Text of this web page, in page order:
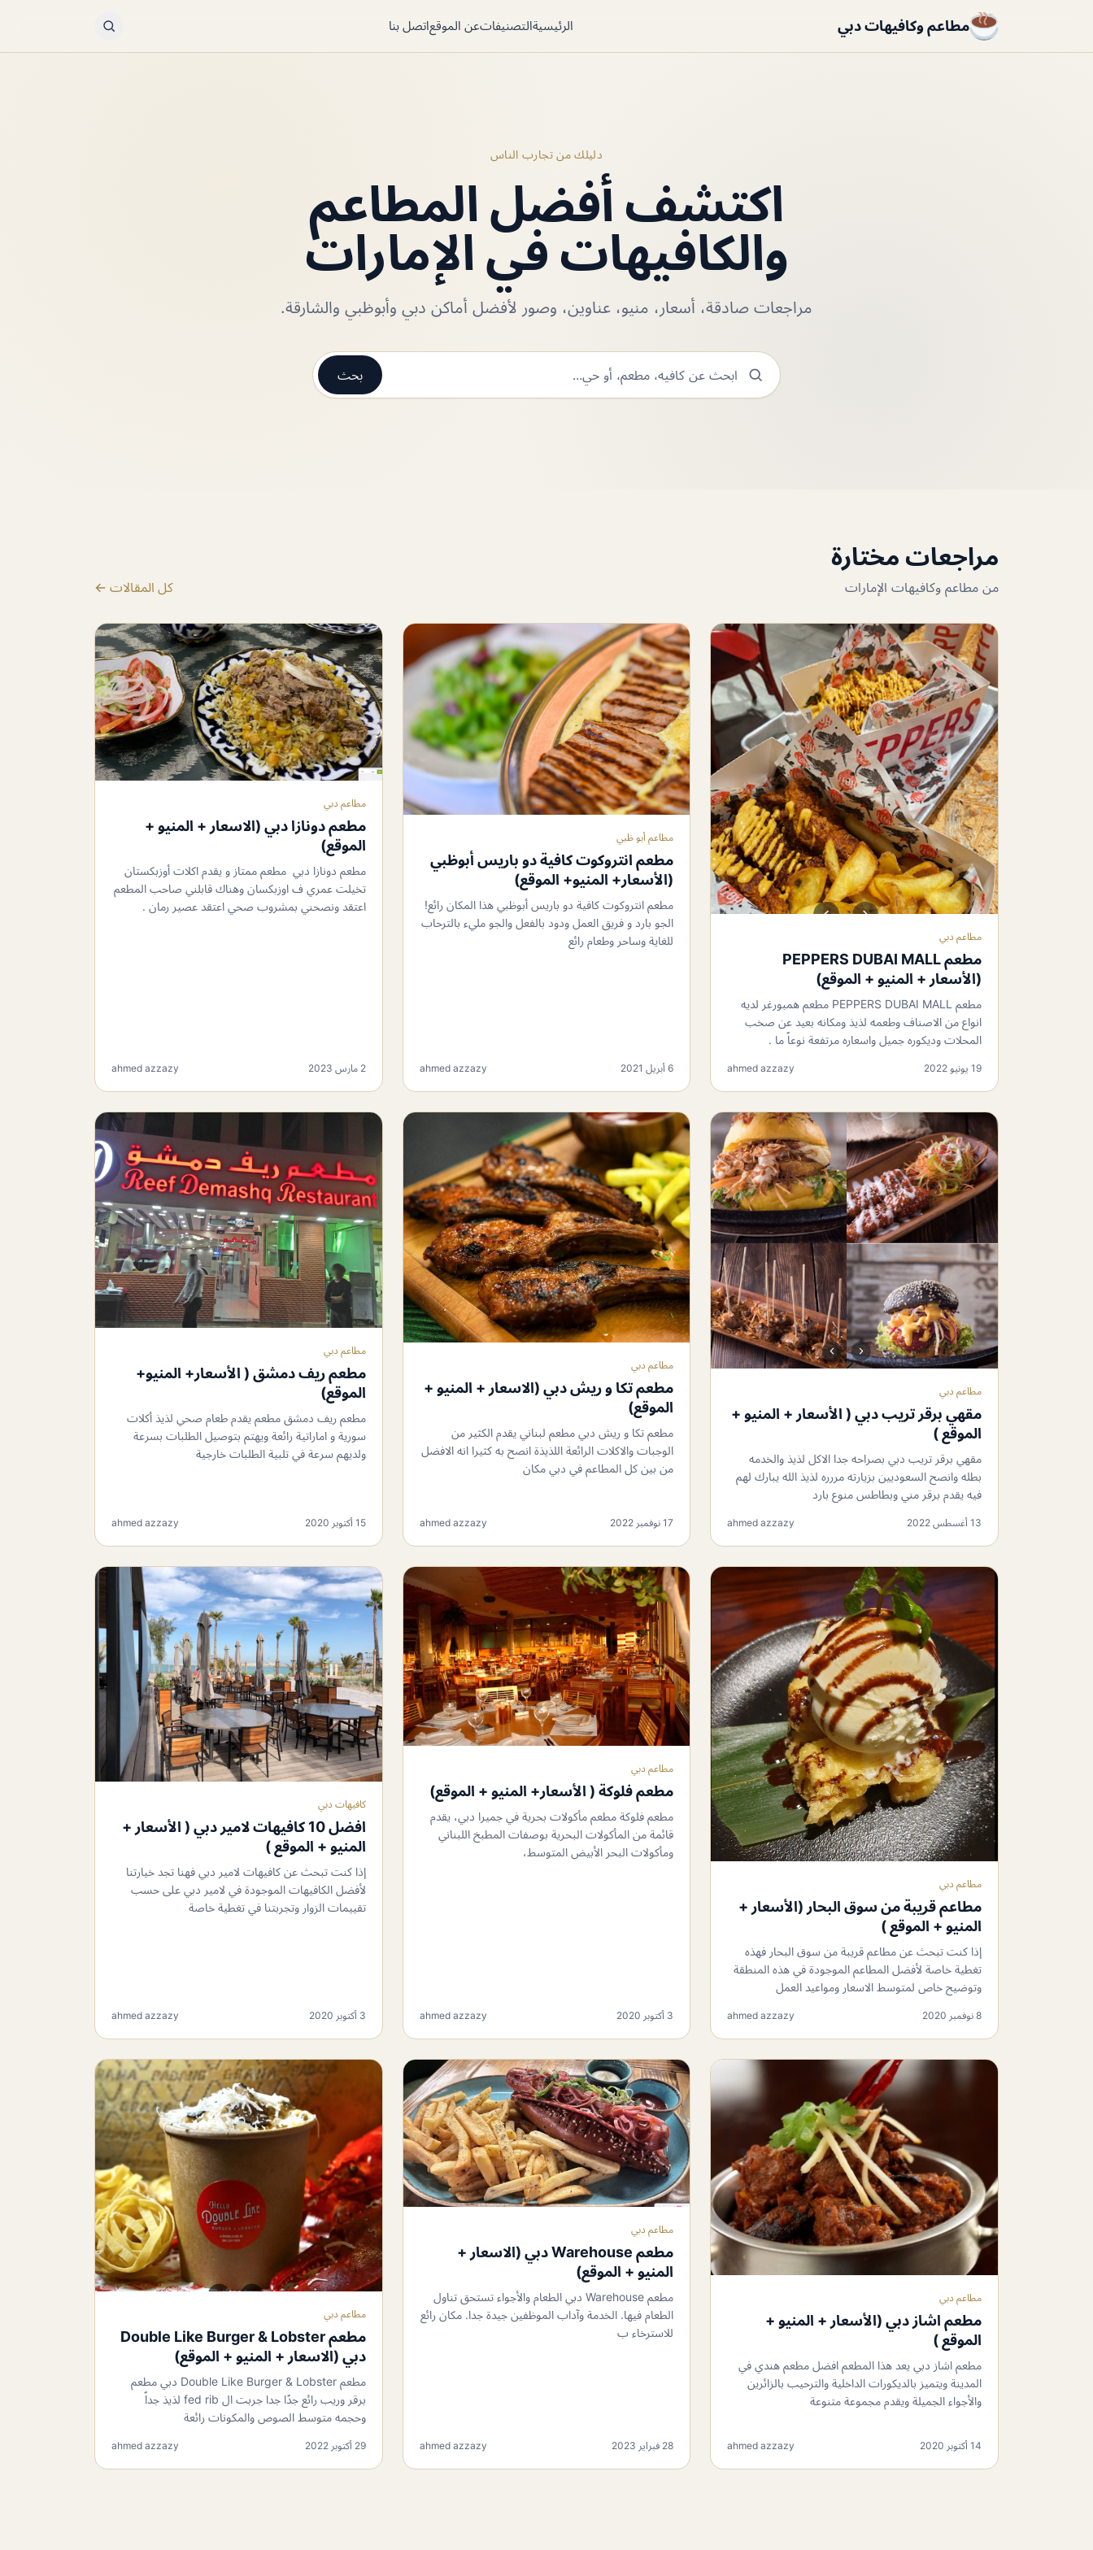
مطاعم وكافيهات دبي الرئيسيةالتصنيفاتعن الموقعاتصل بنا
دليلك من تجارب الناس
اكتشف أفضل المطاعم
والكافيهات في الإمارات
مراجعات صادقة، أسعار، منيو، عناوين، وصور لأفضل أماكن دبي وأبوظبي والشارقة.
بحث
مراجعات مختارة
من مطاعم وكافيهات الإمارات كل المقالات ←
مطاعم دبي
مطعم PEPPERS DUBAI MALL
(الأسعار + المنيو + الموقع)
مطعم PEPPERS DUBAI MALL مطعم همبورغر لديه
انواع من الاصناف وطعمه لذيذ ومكانه بعيد عن صخب
المحلات وديكوره جميل واسعاره مرتفعة نوعاً ما .
19 يونيو 2022 ahmed azzazy
مطاعم أبو ظبي
مطعم انتروكوت كافية دو باريس أبوظبي
(الأسعار+ المنيو+ الموقع)
مطعم انتروكوت كافية دو باريس أبوظبي هذا المكان رائع!
الجو بارد و فريق العمل ودود بالفعل والجو مليء بالترحاب
للغاية وساحر وطعام رائع
6 أبريل 2021 ahmed azzazy
مطاعم دبي
مطعم دونازا دبي (الاسعار + المنيو +
الموقع)
مطعم دونازا دبي مطعم ممتاز و يقدم اكلات ‏أوزبكستان
تخيلت عمري ف اوزبكسان وهناك قابلني صاحب المطعم
اعتقد ونصحني بمشروب صحي اعتقد عصير رمان .
2 مارس 2023 ahmed azzazy
مطاعم دبي
مقهي برقر تريب دبي ( الأسعار + المنيو +
الموقع )
مقهي برقر تريب دبي بصراحه جدا الاكل لذيذ والخدمه
بطله وانصح السعوديين بزيارته مررره لذيذ الله يبارك لهم
فيه يقدم برقر مني وبطاطس منوع بارد
13 أغسطس 2022 ahmed azzazy
مطاعم دبي
مطعم تكا و ريش دبي (الاسعار + المنيو +
الموقع)
مطعم تكا و ريش دبي مطعم لبناني يقدم الكثير من
الوجبات والاكلات الرائعة اللذيذة انصح به كثيرا انه الافضل
من بين كل المطاعم في دبي مكان
17 نوفمبر 2022 ahmed azzazy
مطاعم دبي
مطعم ريف دمشق ( الأسعار+ المنيو+
الموقع)
مطعم ريف دمشق مطعم يقدم طعام صحي لذيذ أكلات
سورية و اماراتية رائعة ويهتم بتوصيل الطلبات بسرعة
ولديهم سرعة في تلبية الطلبات خارجية
15 أكتوبر 2020 ahmed azzazy
مطاعم دبي
مطاعم قريبة من سوق البحار (الأسعار +
المنيو + الموقع )
إذا كنت تبحث عن مطاعم قريبة من سوق البحار فهذه
تغطية خاصة لأفضل المطاعم الموجودة في هذه المنطقة
وتوضيح خاص لمتوسط الاسعار ومواعيد العمل
8 نوفمبر 2020 ahmed azzazy
مطاعم دبي
مطعم فلوكة ( الأسعار+ المنيو + الموقع)
مطعم فلوكة مطعم مأكولات بحرية في جميرا دبي، يقدم
قائمة من المأكولات البحرية بوصفات المطبخ اللبناني
ومأكولات البحر الأبيض المتوسط،
3 أكتوبر 2020 ahmed azzazy
كافيهات دبي
افضل 10 كافيهات لامير دبي ( الأسعار +
المنيو + الموقع )
إذا كنت تبحث عن كافيهات لامير دبي فهنا تجد خيارتنا
لأفضل الكافيهات الموجودة في لامير دبي على حسب
تقييمات الزوار وتجربتنا في تغطية خاصة
3 أكتوبر 2020 ahmed azzazy
مطاعم دبي
مطعم اشاز دبي (الأسعار + المنيو +
الموقع )
مطعم اشاز دبي يعد هذا المطعم افضل مطعم هندي في
المدينة ويتميز بالديكورات الداخلية والترحيب بالزائرين
والأجواء الجميلة ويقدم مجموعة متنوعة
14 أكتوبر 2020 ahmed azzazy
مطاعم دبي
مطعم Warehouse دبي (الاسعار +
المنيو + الموقع)
مطعم Warehouse دبي الطعام والأجواء تستحق تناول
الطعام فيها. الخدمة وآداب الموظفين جيدة جدا. مكان رائع
للاسترخاء ب
28 فبراير 2023 ahmed azzazy
مطاعم دبي
مطعم Double Like Burger & Lobster
دبي (الاسعار + المنيو + الموقع)
مطعم Double Like Burger & Lobster دبي مطعم
برقر وريب رائع جدًا جدا جربت ال fed rib لذيذ جداً
وحجمه متوسط الصوص والمكونات رائعة
29 أكتوبر 2022 ahmed azzazy